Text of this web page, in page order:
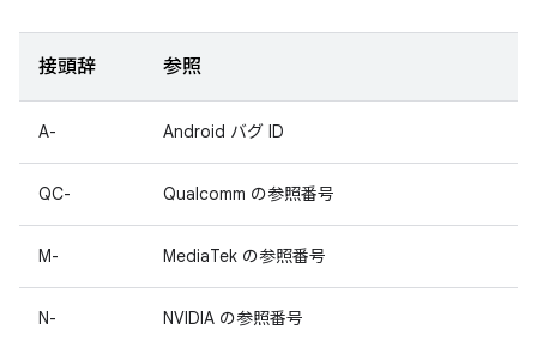
接頭辞 参照
A- Android バグ ID
QC- Qualcomm の参照番号
M- MediaTek の参照番号
N- NVIDIA の参照番号